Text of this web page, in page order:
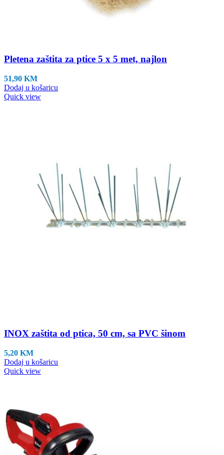
Pletena zaštita za ptice 5 x 5 met, najlon
51,90 KM
Dodaj u košaricu
Quick view
INOX zaštita od ptica, 50 cm, sa PVC šinom
5,20 KM
Dodaj u košaricu
Quick view